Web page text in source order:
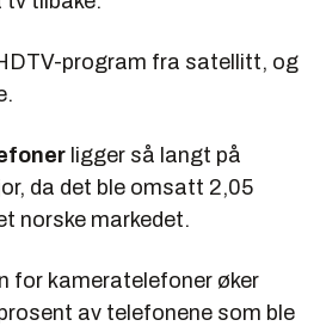
program fra satellitt, og
ligger så langt på
da det ble omsatt 2,05
norske markedet.
for kameratelefoner øker
av telefonene som ble